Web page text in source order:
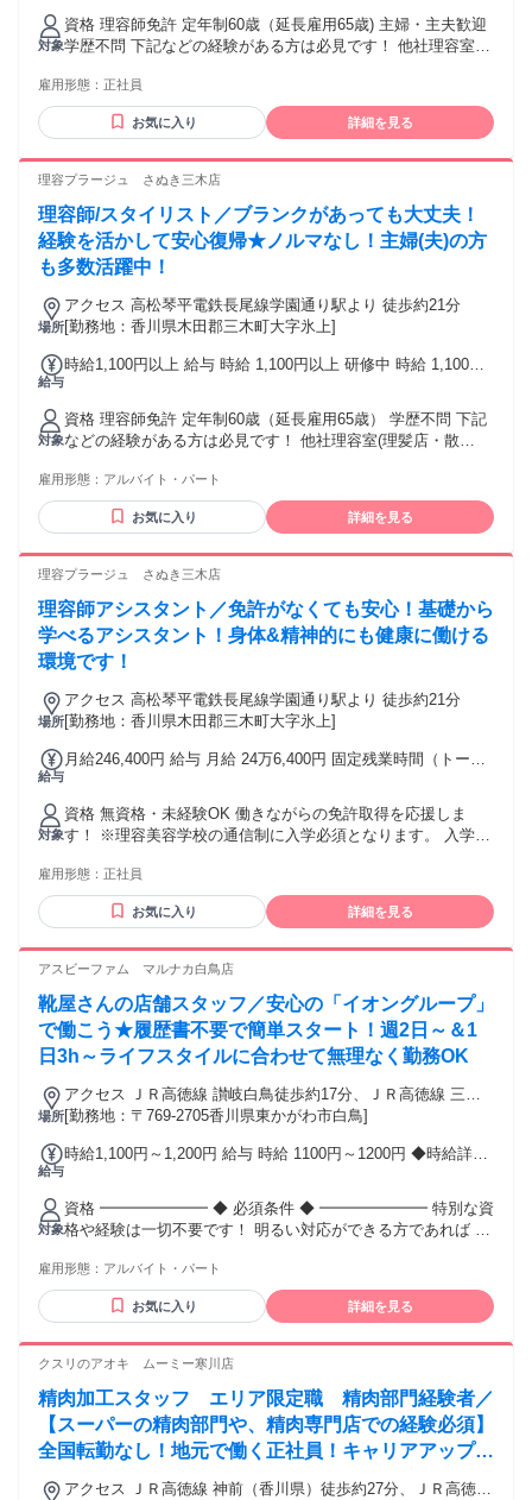
24万6,400円以上（研修期間 6 ヶ月） 研修中 固定残業時間
（トータル） 44時間/月 研修中 残業代 6万1,600円以上 固定
時間外手当（44h分）61,600円以上含む。超過分別途支給。
※上記給与は22日出勤の給与 ※給与は経験・能力により異な
対象
資格 理容師免許 定年制60歳（延長雇用65歳) 主婦・主夫歓迎
学歴不問 下記などの経験がある方は必見です！ 他社理容室
で、理容師 スタイリストなど
雇用形態： 正社員
お気に入り 詳細を見る
理容プラージュ さぬき三木店
理容師/スタイリスト／ブランクがあっても大丈夫！
経験を活かして安心復帰★ノルマなし！主婦(夫)の方
も多数活躍中！
場所
アクセス 高松琴平電鉄長尾線学園通り駅より 徒歩約21分
[勤務地：香川県木田郡三木町大字氷上]
給与
時給1,100円以上 給与 時給 1,100円以上 研修中 時給 1,100円
対象
資格 理容師免許 定年制60歳（延長雇用65歳） 学歴不問 下記
などの経験がある方は必見です！ 他社理容室(理髪店・散
タイリストなど
雇用形態： アルバイト・パート
お気に入り 詳細を見る
理容プラージュ さぬき三木店
理容師アシスタント／免許がなくても安心！基礎から
学べるアシスタント！身体&精神的にも健康に働ける
環境です！
場所
アクセス 高松琴平電鉄長尾線学園通り駅より 徒歩約21分
[勤務地：香川県木田郡三木町大字氷上]
給与
月給246,400円 給与 月給 24万6,400円 固定残業時間（トータ
（研修期間 6 ヶ月） 研修中 固定残業時間（トータル） 44時
間/月 研修中 残業代 6万1,600円 固定時間外手当（44h分）
61,600円含む。超過分別途支給。 ※上記給与は22日出勤の給
与 ※給与は経験・能力により異なる
対象
資格 無資格・未経験OK 働きながらの免許取得を応援しま
す！ ※理容美容学校の通信制に入学必須となります。 入学時
（延長雇用65歳） 学歴不問 下記などの経験がある方は必見で
す！ 他社理容室(理髪店・散髪)・ヘアカット専門店・ヘアカ
ラー専門店などで、理容師 スタイリスト、アシスタントなど
雇用形態： 正社員
お気に入り 詳細を見る
アスビーファム マルナカ白鳥店
靴屋さんの店舗スタッフ／安心の「イオングループ」
で働こう★履歴書不要で簡単スタート！週2日～＆1
日3h～ライフスタイルに合わせて無理なく勤務OK
場所
アクセス ＪＲ高徳線 讃岐白鳥徒歩約17分、ＪＲ高徳線 三本
松（香川県）徒歩約28分、ＪＲ高徳線 丹生徒歩約65分 「讃岐
[勤務地：〒769-2705香川県東かがわ市白鳥]
給与
時給1,100円～1,200円 給与 時給 1100円～1200円 ◆時給詳細
降…1150円 【日・祝日】17時迄…1100円/17時～20時…1200
円/20時以降…1200円 ◆学生は時給1046円～1146円 交通費：
交通費支給
対象
資格 ━━━━━━━ ◆ 必須条件 ◆ ━━━━━━━ 特別な資
格や経験は一切不要です！ 明るい対応ができる方であれば ど
━━━━━━━ ■未経験の方、初心者の方 ■ブランクがある
方、お仕事復帰の方 ■主婦、主夫、学生、フリーターの方 ■人
と話すことや接客が好きな方 ■ファッションや靴に興味があ
━━━━━━━━━━━━━ 以下のような経験がある方も ス
勤務 〇アパレルや子供服、雑貨の販売接客 〇コンビニやスー
パーでの勤務 〇受付、電話対応、コールセンター業務 ※65歳
の契約更新上限あり ※原則、Wワーク(兼業)はご遠慮いただい
ています （自営業や採用決定後に現職退職予定の方は可）
雇用形態： アルバイト・パート
お気に入り 詳細を見る
クスリのアオキ ムーミー寒川店
精肉加工スタッフ エリア限定職 精肉部門経験者／
【スーパーの精肉部門や、精肉専門店での経験必須】
全国転勤なし！地元で働く正社員！キャリアアップも
目指せる◎
アクセス ＪＲ高徳線 神前（香川県）徒歩約27分、ＪＲ高徳線